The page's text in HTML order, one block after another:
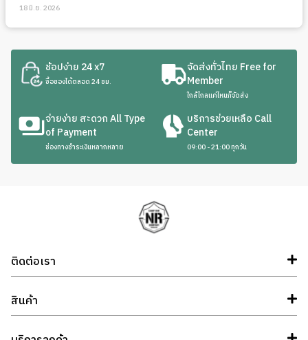
18 มิ.ย. 2026
ช้อปง่าย 24 x7
ซื้อของได้ตลอด 24 ชม.
จัดส่งทั่วไทย Free for
Member
ใกล้ไกลแค่ไหนก็จัดส่ง
จ่ายง่าย สะดวก All Type
of Payment
ช่องทางชำระเงินหลากหลาย
บริการช่วยเหลือ Call
Center
09:00 - 21:00 ทุกวัน
ติดต่อเรา
สินค้า